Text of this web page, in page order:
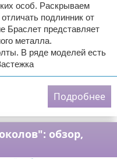
особ. Раскрываем
подлинник от
Браслет представляет
металла.
В ряде моделей есть
Подробнее
обзор,